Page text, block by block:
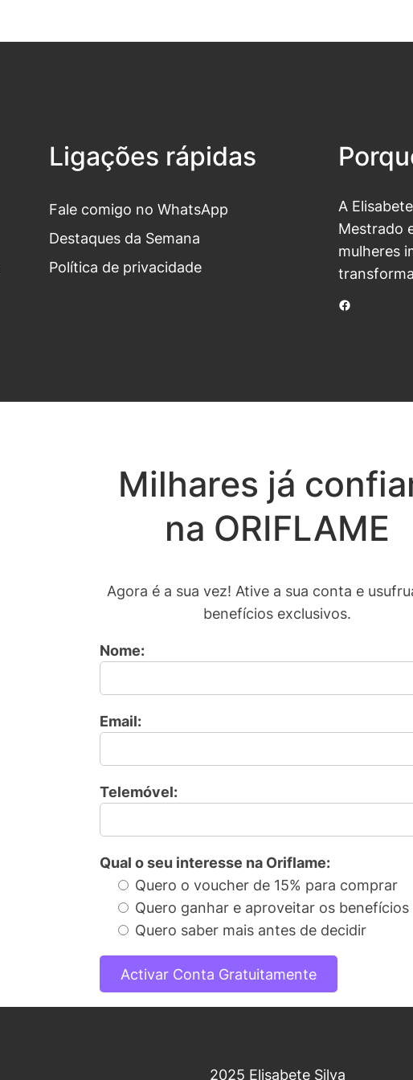
Ligações rápidas
Fale comigo no WhatsApp
Destaques da Semana
Política de privacidade
A
Mestrado
mulheres
Facebook
Milhares já
na ORIFLAME
Agora é a sua vez! Ative a sua conta e
benefícios exclusivos.
Nome:
Email:
Telemóvel:
Qual o seu interesse na Oriflame:
Quero o voucher de 15% para comprar
Quero ganhar e aproveitar os benefícios
Quero saber mais antes de decidir
2025 Elisabete Silva